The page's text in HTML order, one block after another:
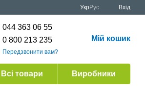
УкрРус Вхід
044 363 06 55
0 800 213 235
Передзвонити вам?
Мій кошик
Всі товари Виробники